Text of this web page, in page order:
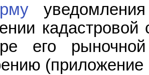
его
(приложение